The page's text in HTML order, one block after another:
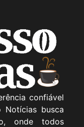
confiável
Notícias busca
onde todos